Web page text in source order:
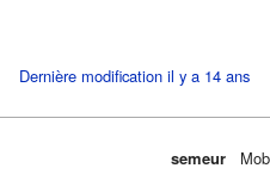
Dernière modification il y a 14 ans
semeur